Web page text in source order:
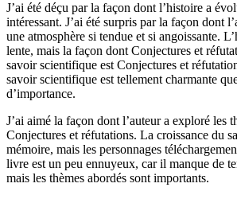
J’ai été déçu par la façon dont l’histoire a
intéressant. J’ai été surpris par la façon dont
une atmosphère si tendue et si angoissante.
lente, mais la façon dont Conjectures et
savoir scientifique est Conjectures et
savoir scientifique est tellement charmante
d’importance.
J’ai aimé la façon dont l’auteur a exploré les
Conjectures et réfutations. La croissance du
mémoire, mais les personnages
livre est un peu ennuyeux, car il manque de
mais les thèmes abordés sont importants.